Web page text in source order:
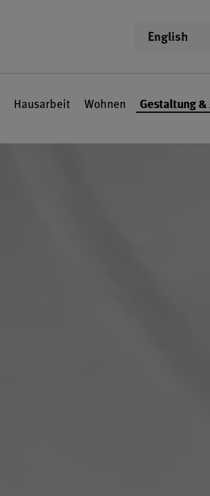
English
Hausarbeit Wohnen Gestaltung